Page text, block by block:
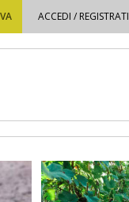
ACCEDI / REGISTRATI